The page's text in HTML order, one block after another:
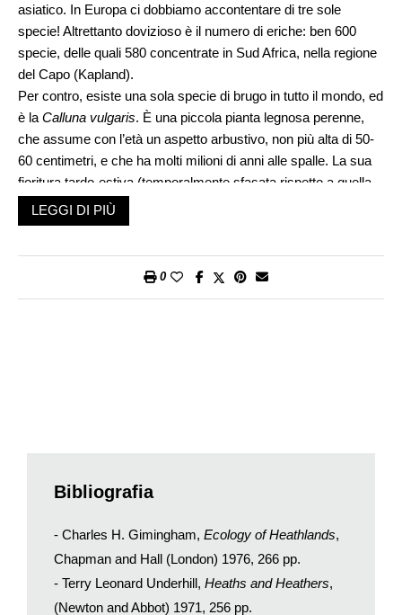
asiatico. In Europa ci dobbiamo accontentare di tre sole
specie! Altrettanto dovizioso è il numero di eriche: ben 600
specie, delle quali 580 concentrate in Sud Africa, nella regione
del Capo (Kapland).
Per contro, esiste una sola specie di brugo in tutto il mondo, ed
è la Calluna vulgaris. È una piccola pianta legnosa perenne,
che assume con l’età un aspetto arbustivo, non più alta di 50-
60 centimetri, e che ha molti milioni di anni alle spalle. La sua
fioritura tardo-estiva (temporalmente sfasata rispetto a quella
della gran parte dei vegetali nostrani), i suoi semi maturi che
cadono al suolo in febbraio-marzo, le sue singolari foglie,
piccoli fiori, costituiscono tutti un insieme di caratteri ancestrali.
nelle lingue germaniche abbiamo «
Calluna
è stata, fino dagli albori della civilizzazione centro-
paesaggio vegetale nel quale si è insediato l’uomo. Dapprima,
con un processo inarrestabile e progressivo di disboscamento
LEGGI DI PIÙ
0
Bibliografia
- Charles H. Gimingham, Ecology of Heathlands,
Chapman and Hall (London) 1976, 266 pp.
- Terry Leonard Underhill, Heaths and Heathers,
(Newton and Abbot) 1971, 256 pp.